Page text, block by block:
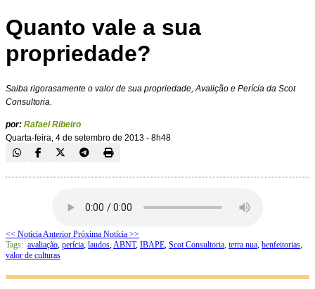
Quanto vale a sua
propriedade?
Saiba rigorasamente o valor de sua propriedade, Avalição e Perícia da Scot
Consultoria.
por: Rafael Ribeiro
Quarta-feira, 4 de setembro de 2013 - 8h48
<< Notícia Anterior Próxima Notícia >>
Tags: avaliação, perícia, laudos,ABNT, IBAPE, Scot Consultoria, terra nua, benfeitorias,
valor de culturas